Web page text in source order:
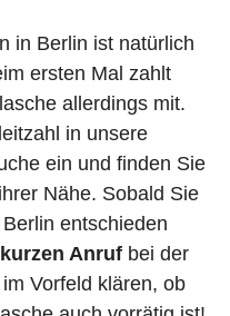
in Berlin ist natürlich
ersten Mal zahlt
allerdings mit.
in unsere
ein und finden Sie
Nähe. Sobald Sie
entschieden
kurzen Anruf bei der
Vorfeld klären, ob